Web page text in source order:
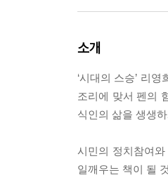
소개
‘시대의 스승’ 리
조리에 맞서 펜의
식인의 삶을 생생
시민의 정치참여
일깨우는 책이 될